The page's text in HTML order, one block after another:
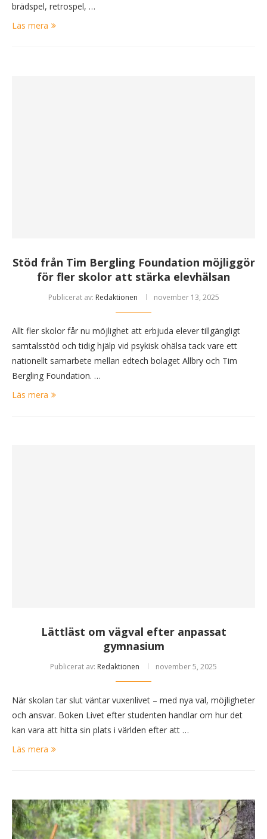
brädspel, retrospel, …
Läs mera
Stöd från Tim Bergling Foundation möjliggör
för fler skolor att stärka elevhälsan
Publicerat av: Redaktionen november 13, 2025
Allt fler skolor får nu möjlighet att erbjuda elever tillgängligt
samtalsstöd och tidig hjälp vid psykisk ohälsa tack vare ett
nationellt samarbete mellan edtech bolaget Allbry och Tim
Bergling Foundation. …
Läs mera
Lättläst om vägval efter anpassat
gymnasium
Publicerat av: Redaktionen november 5, 2025
När skolan tar slut väntar vuxenlivet – med nya val, möjligheter
och ansvar. Boken Livet efter studenten handlar om hur det
kan vara att hitta sin plats i världen efter att …
Läs mera